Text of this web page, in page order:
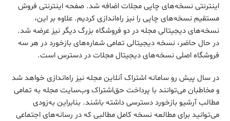
اینترنتی نسخه‌های چاپی مجلات اضافه شد. صفحه اینترنتی فروش
مستقیم نسخه‌های چاپی را نیز راه‌اندازی کردیم. علاوه بر این،
نسخه‌های دیجیتالی مجله در دو فروشگاه بزرگ دیگر نیز عرضه شد.
در حال حاضر، نسخه دیجیتالی تمامی شماره‌های بازخورد در هر سه
فروشگاه اصلی نسخه‌های دیجیتال مجلات در دسترس است.
در سال پیش رو سامانه اشتراک آنلاین مجله نیز راه‌اندازی خواهد شد
و مخاطبان می‌توانند با پرداخت حق‌اشتراک وب‌سایت مجله به تمامی
مطالب آرشیو بازخورد دسترسی داشته باشند. بنابراین به‌زودی
می‌توانید برای مطالعه نسخه کامل مطالبی که در رسانه‌های اجتماعی